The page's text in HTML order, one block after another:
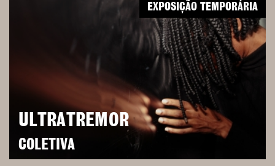
ULTRATREMOR
COLETIVA
EXPOSIÇÃO TEMPORÁRIA